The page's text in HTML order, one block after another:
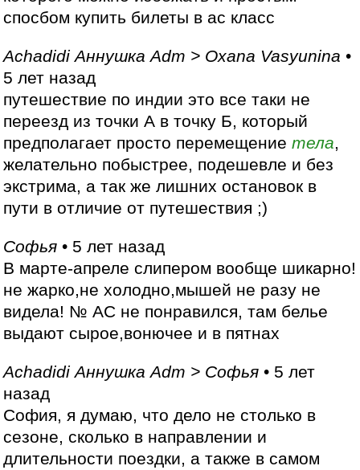
спосбом купить билеты в ас класс
Achadidi Аннушка Adm > Oxana Vasyunina •
5 лет назад
путешествие по индии это все таки не
переезд из точки А в точку Б, который
предполагает просто перемещениетела,
желательно побыстрее, подешевле и без
экстрима, а так же лишних остановок в
пути в отличие от путешествия ;)
Софья • 5 лет назад
В марте-апреле слипером вообще шикарно!
не жарко,не холодно,мышей не разу не
видела! № АС не понравился, там белье
выдают сырое,вонючее и в пятнах
Achadidi Аннушка Adm > Софья • 5 лет
назад
София, я думаю, что дело не столько в
сезоне, сколько в направлении и
длительности поездки, а также в самом